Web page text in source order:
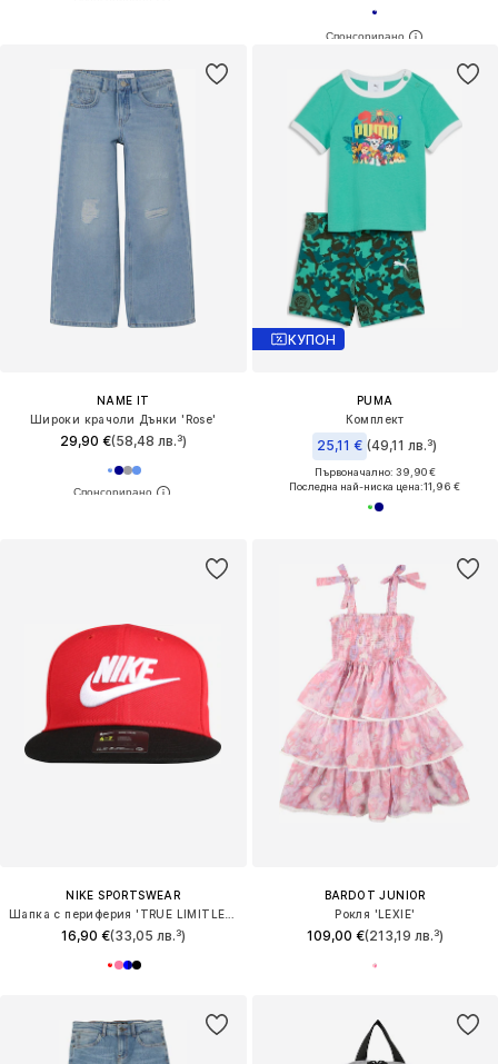
NAME IT
Широки крачоли Дънки 'Rose'
29,90 €(58,48 лв.³)
КУПОН
PUMA
Комплект
25,11 € (49,11 лв.³)
Първоначално: 39,90 €
Последна най-ниска цена:11,96 €
NIKE SPORTSWEAR
16,90 €(33,05 лв.³)
BARDOT JUNIOR
Рокля 'LEXIE'
109,00 €(213,19 лв.³)